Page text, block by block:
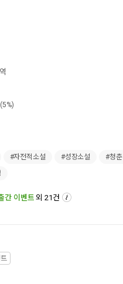
(5%)
#자전적소설 #성장소설 #청춘
간 이벤트 외 21건